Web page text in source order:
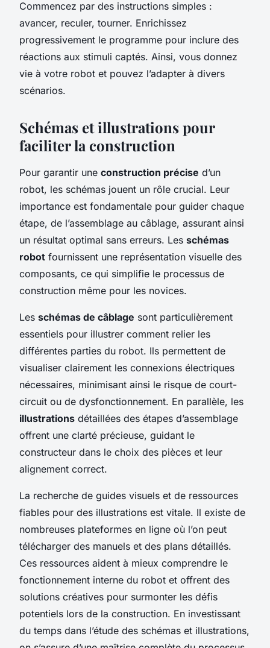
Commencez par des instructions simples :
avancer, reculer, tourner. Enrichissez
progressivement le programme pour inclure des
réactions aux stimuli captés. Ainsi, vous donnez
vie à votre robot et pouvez l’adapter à divers
scénarios.
Schémas et illustrations pour
faciliter la construction
Pour garantir une construction précise d’un
robot, les schémas jouent un rôle crucial. Leur
importance est fondamentale pour guider chaque
étape, de l’assemblage au câblage, assurant ainsi
un résultat optimal sans erreurs. Les schémas
robot fournissent une représentation visuelle des
composants, ce qui simplifie le processus de
construction même pour les novices.
Les schémas de câblage sont particulièrement
essentiels pour illustrer comment relier les
différentes parties du robot. Ils permettent de
visualiser clairement les connexions électriques
nécessaires, minimisant ainsi le risque de court-
circuit ou de dysfonctionnement. En parallèle, les
illustrations détaillées des étapes d’assemblage
offrent une clarté précieuse, guidant le
constructeur dans le choix des pièces et leur
alignement correct.
La recherche de guides visuels et de ressources
fiables pour des illustrations est vitale. Il existe de
nombreuses plateformes en ligne où l’on peut
télécharger des manuels et des plans détaillés.
Ces ressources aident à mieux comprendre le
fonctionnement interne du robot et offrent des
solutions créatives pour surmonter les défis
potentiels lors de la construction. En investissant
du temps dans l’étude des schémas et illustrations,